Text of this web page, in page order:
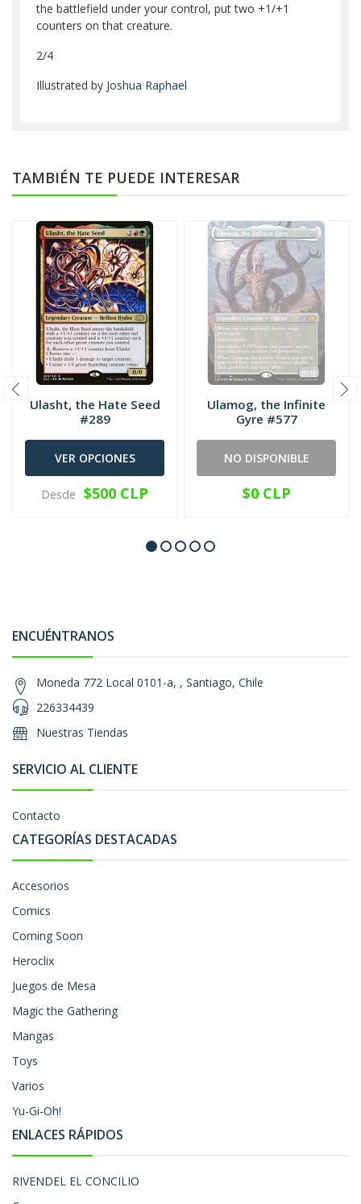
the battlefield under your control, put two +1/+1
counters on that creature.
2/4
Illustrated by Joshua Raphael
TAMBIÉN TE PUEDE INTERESAR
Ulasht, the Hate Seed
#289
VER OPCIONES
Desde $500 CLP
Ulamog, the Infinite
Gyre #577
NO DISPONIBLE
$0 CLP
ENCUÉNTRANOS
Moneda 772 Local 0101-a, , Santiago, Chile
226334439
Nuestras Tiendas
SERVICIO AL CLIENTE
Contacto
CATEGORÍAS DESTACADAS
Accesorios
Comics
Coming Soon
Heroclix
Juegos de Mesa
Magic the Gathering
Mangas
Toys
Varios
Yu-Gi-Oh!
ENLACES RÁPIDOS
RIVENDEL EL CONCILIO